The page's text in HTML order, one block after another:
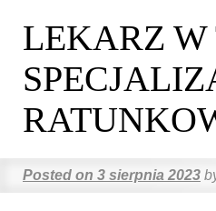
LEKARZ
Posted on 3 sierpnia 2023